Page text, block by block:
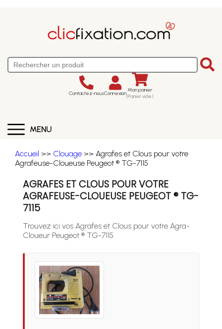
Contactez-nousConnexion Mon panier
(Panier vide)
MENU
Accueil >> Clouage >> Agrafes et Clous pour votre
Agrafeuse-Cloueuse Peugeot ® TG-7115
AGRAFES ET CLOUS POUR VOTRE
AGRAFEUSE-CLOUEUSE PEUGEOT ® TG-
7115
Trouvez ici vos Agrafes et Clous pour votre Agra-
Cloueur Peugeot ® TG-7115